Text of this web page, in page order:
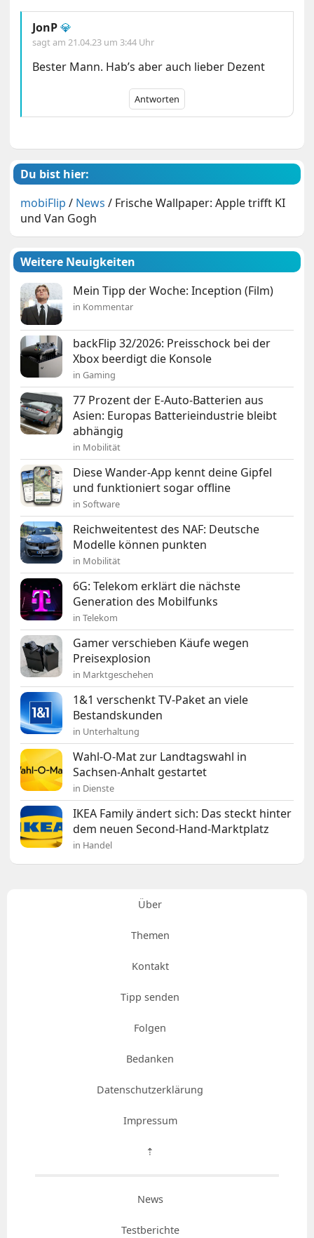
JonP💎
sagt am21.04.23 um 3:44 Uhr
Bester Mann. Hab’s aber auch lieber Dezent
Antworten
Du bist hier:
mobiFlip / News / Frische Wallpaper: Apple trifft KI
und Van Gogh
Weitere Neuigkeiten
Mein Tipp der Woche: Inception (Film)
in Kommentar
backFlip 32/2026: Preisschock bei der
Xbox beerdigt die Konsole
in Gaming
77 Prozent der E-Auto-Batterien aus
Asien: Europas Batterieindustrie bleibt
abhängig
in Mobilität
Diese Wander-App kennt deine Gipfel
und funktioniert sogar offline
in Software
Reichweitentest des NAF: Deutsche
Modelle können punkten
in Mobilität
6G: Telekom erklärt die nächste
Generation des Mobilfunks
in Telekom
Gamer verschieben Käufe wegen
Preisexplosion
in Marktgeschehen
1&1 verschenkt TV-Paket an viele
Bestandskunden
in Unterhaltung
Wahl-O-Mat zur Landtagswahl in
Sachsen-Anhalt gestartet
in Dienste
IKEA Family ändert sich: Das steckt hinter
dem neuen Second-Hand-Marktplatz
in Handel
Über
Themen
Kontakt
Tipp senden
Folgen
Bedanken
Datenschutzerklärung
Impressum
⇡
News
Testberichte